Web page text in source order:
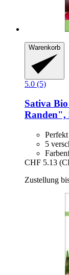
Warenkorb
5.0 (5)
Sativa
Randen",
5
CHF 5.13
Zustellung